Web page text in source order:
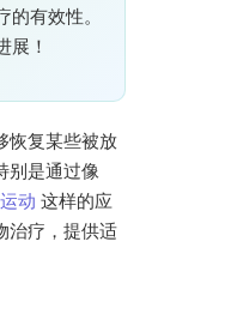
有效性。
展！
恢复某些被放
别是通过像
动 这样的应
治疗，提供适